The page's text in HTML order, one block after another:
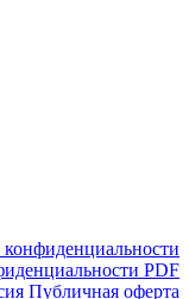
PDF
Публичная оферта